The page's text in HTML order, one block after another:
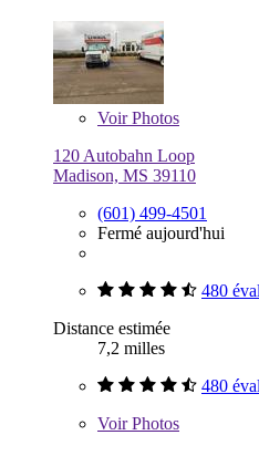
VoirPhotos
120 Autobahn Loop
Madison, MS 39110
(601) 499-4501
Fermé aujourd'hui
480
Distance estimée
7,2 milles
480
VoirPhotos